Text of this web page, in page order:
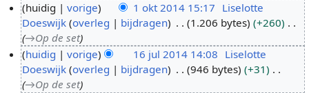
k
huidig vorige 1 okt 2014 15:17 Liselotte
Doeswijk overleg bijdragen 1.206 bytes
+260
→Op de set
huidig vorige 16 jul 2014 14:08 Liselotte
Doeswijk overleg bijdragen 946 bytes
+31
→Op de set